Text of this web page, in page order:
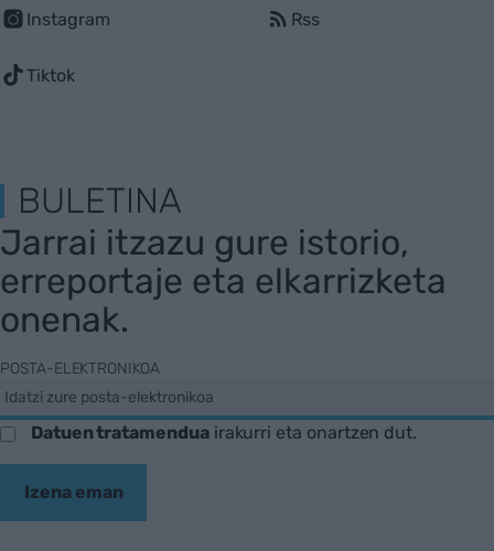
Instagram
Tiktok
Rss
BULETINA
Jarrai itzazu gure istorio,
erreportaje eta elkarrizketa
onenak.
POSTA-ELEKTRONIKOA
Datuen tratamenduairakurri eta onartzen dut.
Izena eman